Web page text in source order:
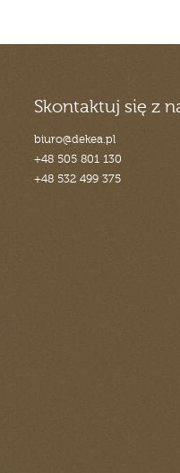
Skontaktuj się z
biuro@dekea.pl
+48 505 801 130
+48 532 499 375